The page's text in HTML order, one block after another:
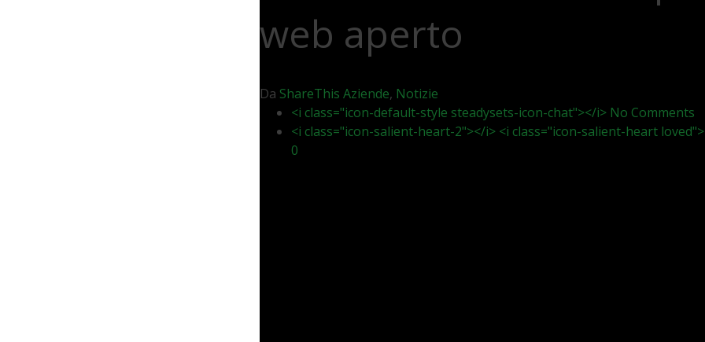
web aperto
Da ShareThis Aziende, Notizie
<i class="icon-default-style steadysets-icon-chat"></i> No Comments
<i class="icon-salient-heart-2"></i> <i class="icon-salient-heart
0